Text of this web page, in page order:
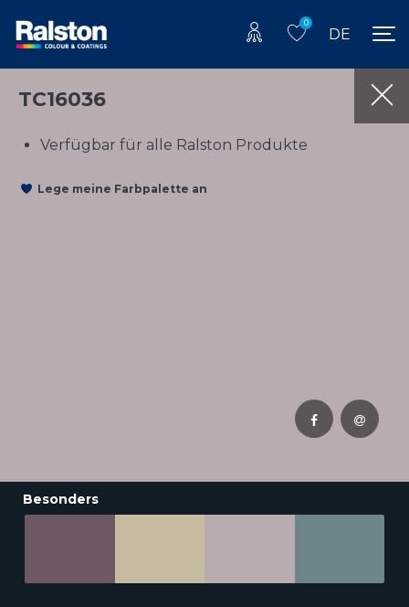
0
DE
TC16036
Verfügbar für alle Ralston Produkte
Lege meine Farbpalette an
Besonders